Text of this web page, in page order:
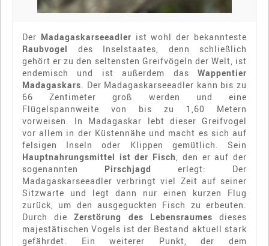
Der Madagaskarseeadler ist wohl der bekannteste
Raubvogel
des Inselstaates, denn schließlich
gehört er zu den seltensten Greifvögeln der Welt, ist
endemisch und ist außerdem das Wappentier
Madagaskars. Der Madagaskarseeadler kann bis zu
66 Zentimeter groß werden und eine
Flügelspannweite von bis zu 1,60 Metern
vorweisen. In Madagaskar lebt dieser Greifvogel
vor allem in der Küstennähe und macht es sich auf
felsigen Inseln oder Klippen gemütlich. Sein
Hauptnahrungsmittel ist der Fisch, den er auf der
sogenannten Pirschjagd
erlegt: Der
Madagaskarseeadler verbringt viel Zeit auf seiner
Sitzwarte und legt dann nur einen kurzen Flug
zurück, um den ausgeguckten Fisch zu erbeuten.
Durch dieZerstörung des Lebensraumes dieses
majestätischen Vogels ist der Bestand aktuell stark
gefährdet. Ein weiterer Punkt, der dem